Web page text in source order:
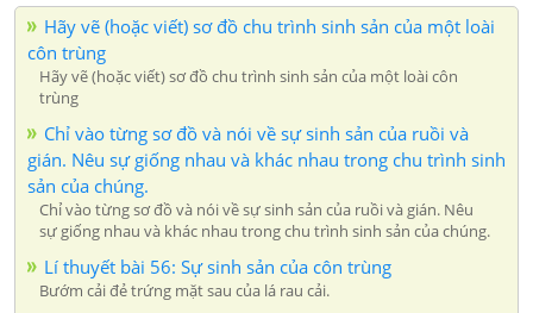
Hãy vẽ (hoặc viết) sơ đồ chu trình sinh sản của một loài
côn trùng
Hãy vẽ (hoặc viết) sơ đồ chu trình sinh sản của một loài côn
trùng
Chỉ vào từng sơ đồ và nói về sự sinh sản của ruồi và
gián. Nêu sự giống nhau và khác nhau trong chu trình sinh
sản của chúng.
Chỉ vào từng sơ đồ và nói về sự sinh sản của ruồi và gián. Nêu
sự giống nhau và khác nhau trong chu trình sinh sản của chúng.
Lí thuyết bài 56: Sự sinh sản của côn trùng
Bướm cải đẻ trứng mặt sau của lá rau cải.